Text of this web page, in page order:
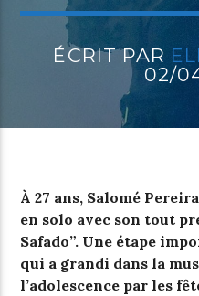
ÉCRIT PAR
02/
À 27 ans, Salomé
en solo avec son tout
Safado”. Une étape
qui a grandi dans la
l’adolescence par les